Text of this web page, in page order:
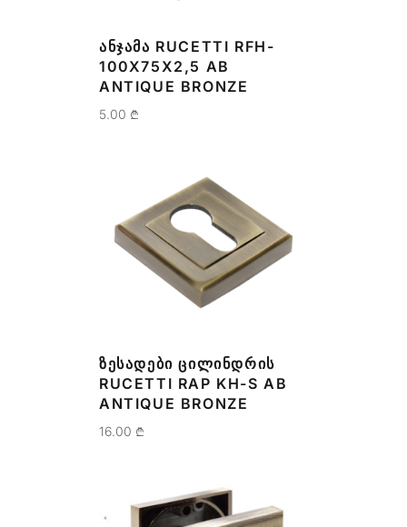
ᲐᲜᲯᲐᲛᲐ RUCETTI RFH-
100X75X2,5 AB
ANTIQUE BRONZE
5.00 ₾
ᲖᲔᲡᲐᲓᲔᲑᲘ ᲪᲘᲚᲘᲜᲓᲠᲘᲡ
RUCETTI RAP KH-S AB
ANTIQUE BRONZE
16.00 ₾